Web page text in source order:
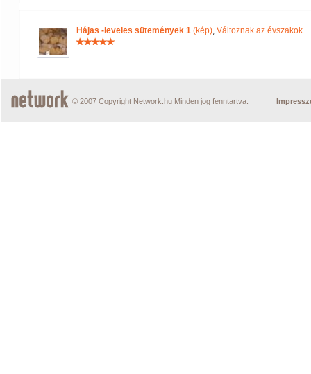
Hájas -leveles sütemények 1 (kép), Változnak az évszakok
© 2007 Copyright Network.hu Minden jog fenntartva.